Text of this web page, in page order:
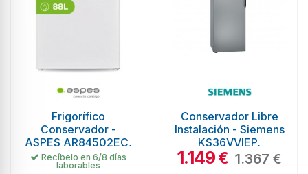
Frigorífico
Conservador -
ASPES AR84502EC,
Blanco, 0.85 m,
Eficiencia E
Recíbelo en 6/8 días
laborables
Conservador Libre
Instalación - Siemens
KS36VVIEP,
Eficiencia A++, Inox,
Sin...
1.149€ 1.367 €